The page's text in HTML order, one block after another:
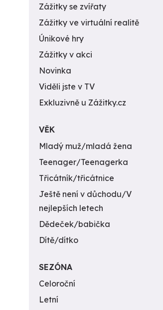
Zážitky se zvířaty
Zážitky ve virtuální realitě
Únikové hry
Zážitky v akci
Novinka
Viděli jste v TV
Exkluzivně u Zážitky.cz
VĚK
Mladý muž/mladá žena
Teenager/Teenagerka
Třicátník/třicátnice
Ještě není v důchodu/V
nejlepších letech
Dědeček/babička
Dítě/dítko
SEZÓNA
Celoroční
Letní